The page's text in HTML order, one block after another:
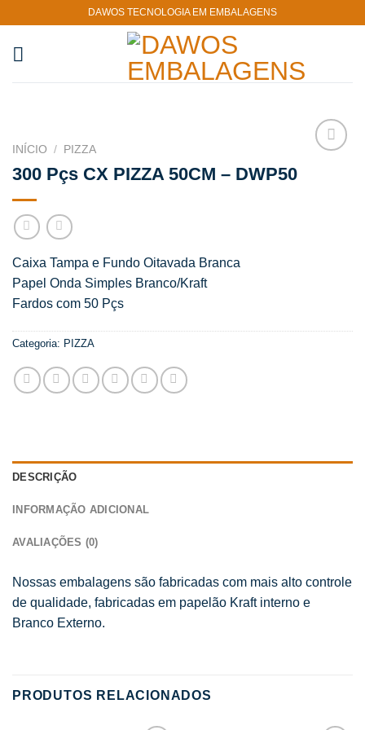
to
content
DAWOS TECNOLOGIA EM EMBALAGENS
INÍCIO / PIZZA
300 Pçs CX PIZZA 50CM – DWP50
Caixa Tampa e Fundo Oitavada Branca
Papel Onda Simples Branco/Kraft
Fardos com 50 Pçs
Categoria: PIZZA
DESCRIÇÃO
INFORMAÇÃO ADICIONAL
AVALIAÇÕES (0)
Nossas embalagens são fabricadas com mais alto controle
de qualidade, fabricadas em papelão Kraft interno e
Branco Externo.
PRODUTOS RELACIONADOS